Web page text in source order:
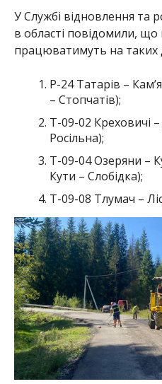
У Службі відновлення та
в області повідомили,
працюватимуть на таких
Р-24 Татарів –
– Стопчатів);
Т-09-02 Креховичі
Росільна);
Т-09-04 Озеряни –
Кути – Слобідка);
Т-09-08 Тлумач –